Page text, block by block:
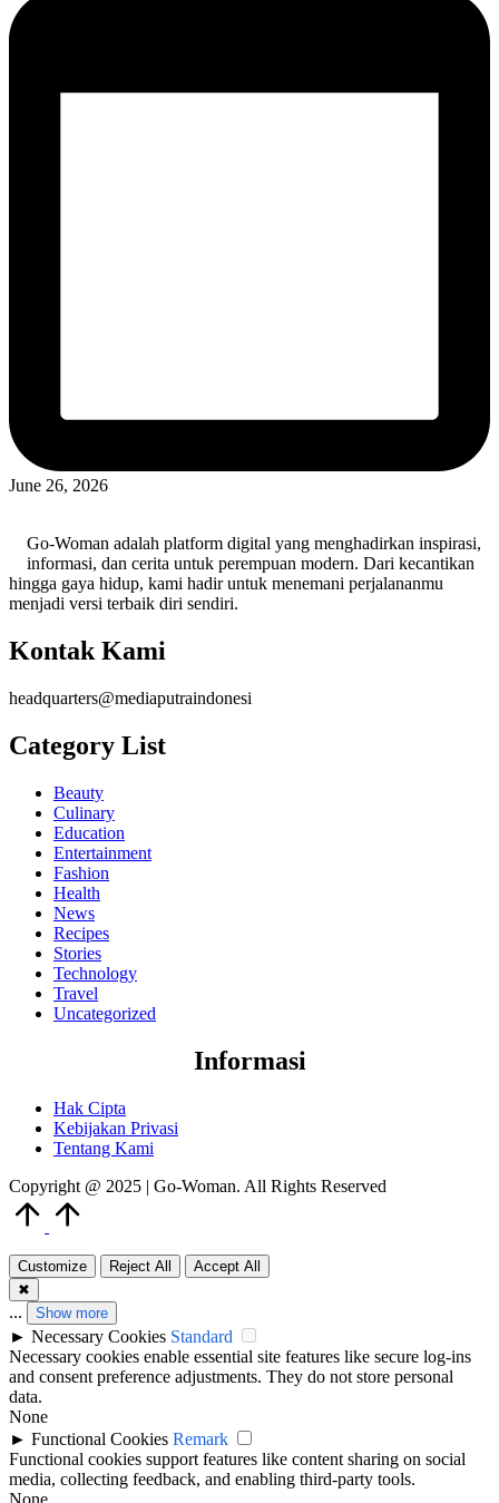
June 26, 2026
Go-Woman adalah platform digital yang menghadirkan inspirasi,
informasi, dan cerita untuk perempuan modern. Dari kecantikan
hingga gaya hidup, kami hadir untuk menemani perjalananmu
menjadi versi terbaik diri sendiri.
Kontak Kami
headquarters@mediaputraindonesi
Category List
Beauty
Culinary
Education
Entertainment
Fashion
Health
News
Recipes
Stories
Technology
Travel
Uncategorized
Informasi
Hak Cipta
Kebijakan Privasi
Tentang Kami
Copyright @ 2025 | Go-Woman. All Rights Reserved
Customize Reject All
Accept All
✖
... Show more
► Necessary Cookies Standard
Necessary cookies enable essential site features like secure log-ins
and consent preference adjustments. They do not store personal
data.
None
► Functional Cookies Remark
Functional cookies support features like content sharing on social
media, collecting feedback, and enabling third-party tools.
None